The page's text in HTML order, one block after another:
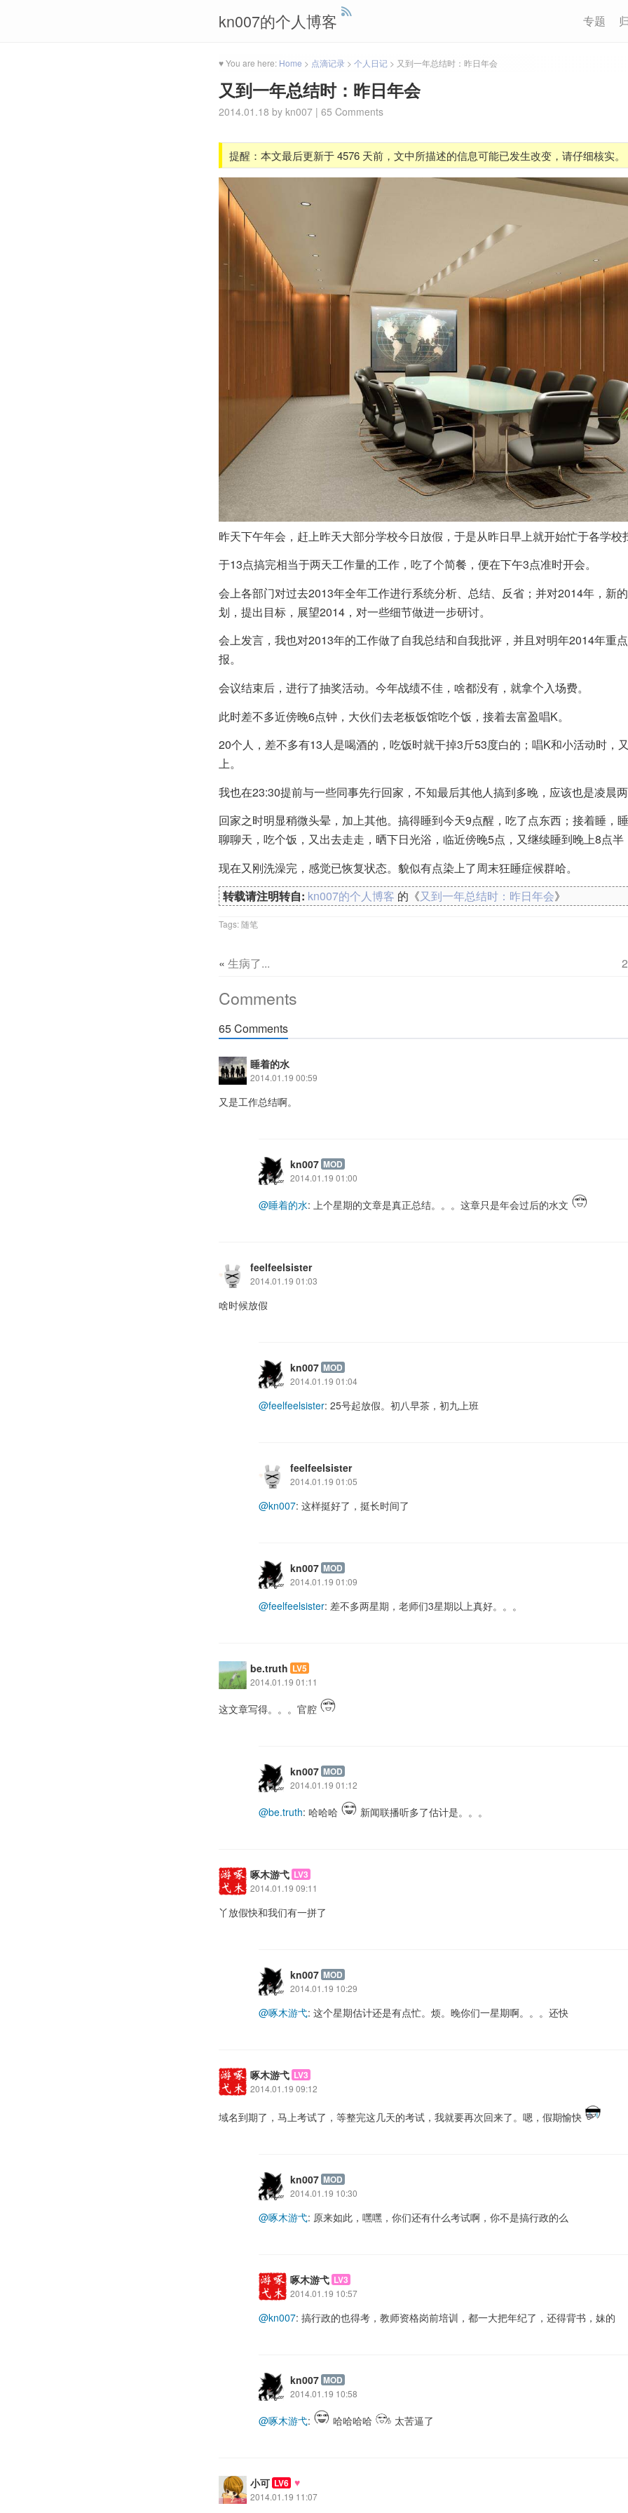
kn007的个人博客 专题
♥ You are here: Home > 点滴记录 > 个人日记 > 又到一年总结时：昨日年会
又到一年总结时：昨日年会
2014.01.18 by kn007 | 65 Comments
提醒：本文最后更新于 4576 天前，文中所描述的信息可能已发生改变，请仔细核实。
昨天下午年会，赶上昨天大部分学校今日放假，于是从昨日早上就开始忙于各学校
于13点搞完相当于两天工作量的工作，吃了个简餐，便在下午3点准时开会。
会上各部门对过去2013年全年工作进行系统分析、总结、反省；并对2014年，新
划，提出目标，展望2014，对一些细节做进一步研讨。
会上发言，我也对2013年的工作做了自我总结和自我批评，并且对明年2014年重
报。
会议结束后，进行了抽奖活动。今年战绩不佳，啥都没有，就拿个入场费。
此时差不多近傍晚6点钟，大伙们去老板饭馆吃个饭，接着去富盈唱K。
20个人，差不多有13人是喝酒的，吃饭时就干掉3斤53度白的；唱K和小活动时，
上。
我也在23:30提前与一些同事先行回家，不知最后其他人搞到多晚，应该也是凌晨两
回家之时明显稍微头晕，加上其他。搞得睡到今天9点醒，吃了点东西；接着睡，
聊聊天，吃个饭，又出去走走，晒下日光浴，临近傍晚5点，又继续睡到晚上8点半
现在又刚洗澡完，感觉已恢复状态。貌似有点染上了周末狂睡症候群哈。
转载请注明转自: kn007的个人博客 的《又到一年总结时：昨日年会》
Tags:随笔
« 生病了...
Comments
65 Comments
睡着的水
2014.01.19 00:59
又是工作总结啊。
kn007 MOD
2014.01.19 01:00
@睡着的水: 上个星期的文章是真正总结。。。这章只是年会过后的水文
feelfeelsister
2014.01.19 01:03
啥时候放假
kn007 MOD
2014.01.19 01:04
@feelfeelsister: 25号起放假。初八早茶，初九上班
feelfeelsister
2014.01.19 01:05
@kn007: 这样挺好了，挺长时间了
kn007 MOD
2014.01.19 01:09
@feelfeelsister: 差不多两星期，老师们3星期以上真好。。。
be.truth LV5
2014.01.19 01:11
这文章写得。。。官腔
kn007 MOD
2014.01.19 01:12
@be.truth: 哈哈哈 新闻联播听多了估计是。。。
啄木游弋 LV3
2014.01.19 09:11
丫放假快和我们有一拼了
kn007 MOD
2014.01.19 10:29
@啄木游弋: 这个星期估计还是有点忙。烦。晚你们一星期啊。。。还快
啄木游弋 LV3
2014.01.19 09:12
域名到期了，马上考试了，等整完这几天的考试，我就要再次回来了。嗯，假期愉快
kn007 MOD
2014.01.19 10:30
@啄木游弋: 原来如此，嘿嘿，你们还有什么考试啊，你不是搞行政的么
啄木游弋 LV3
2014.01.19 10:57
@kn007: 搞行政的也得考，教师资格岗前培训，都一大把年纪了，还得背书，妹的
kn007 MOD
2014.01.19 10:58
@啄木游弋: 哈哈哈哈 太苦逼了
小可 LV6 ♥
2014.01.19 11:07